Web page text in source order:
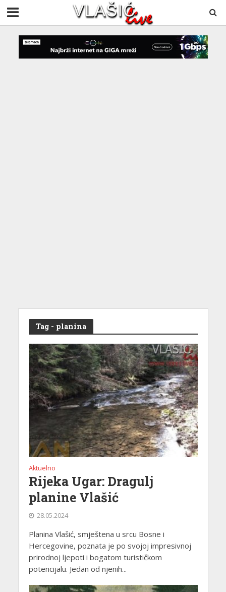
Tag - planina
Aktuelno
Rijeka Ugar: Dragulj
planine Vlašić
28.05.2024
Planina Vlašić, smještena u srcu Bosne i
Hercegovine, poznata je po svojoj impresivnoj
prirodnoj ljepoti i bogatom turističkom
potencijalu. Jedan od njenih...